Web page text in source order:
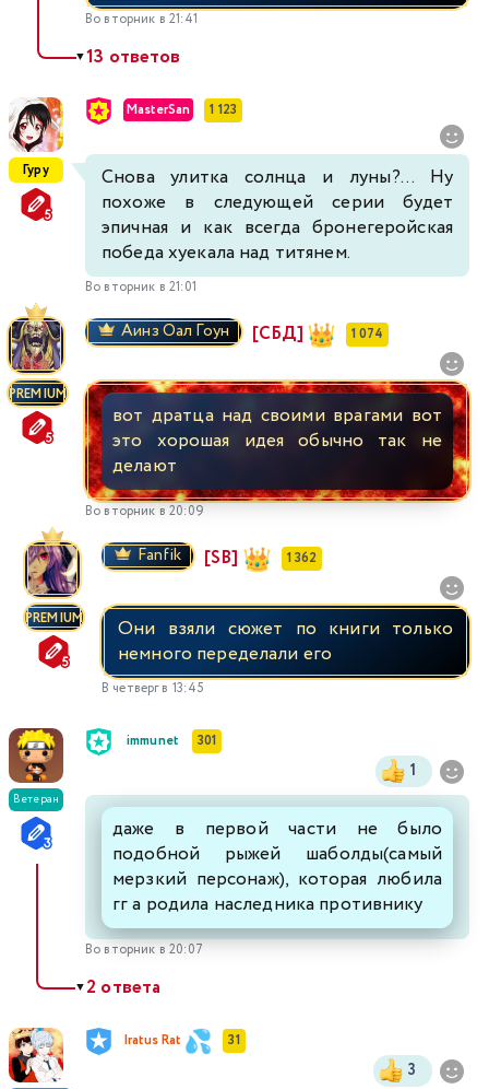
Во вторник в 21:41
▼13 ответов
Гуру
MasterSan 1 123
Снова улитка солнца и луны?... Ну
похоже в следующей серии будет
эпичная и как всегда бронегеройская
победа хуекала над титянем.
Во вторник в 21:01
PREMIUM
Аинз Оал Гоун [СБД] 1 074
вот дратца над своими врагами вот
это хорошая идея обычно так не
делают
Во вторник в 20:09
PREMIUM
Fanfik [SB] 1 362
Они взяли сюжет по книги только
немного переделали его
В четверг в 13:45
Ветеран
immunet 301
1
даже в первой части не было
подобной рыжей шаболды(самый
мерзкий персонаж), которая любила
гг а родила наследника противнику
Во вторник в 20:07
▼2 ответа
Iratus Rat 31
3